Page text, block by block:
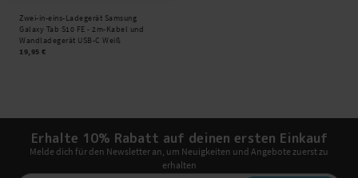
Zwei-in-eins-Ladegerät Samsung
Galaxy Tab S10 FE - 2m-Kabel und
Wandladegerät USB-C Weiß
19,95 €
Erhalte 10% Rabatt auf deinen ersten Einkauf
Melde dich für den Newsletter an, um Neuigkeiten und Angebote zuerst zu
erhalten